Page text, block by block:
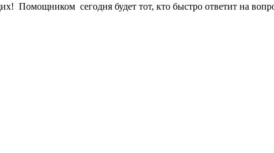
Помощником сегодня будет тот, кто